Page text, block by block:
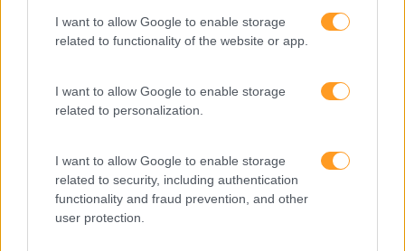
I want to allow Google to enable storage
related to functionality of the website or app.
I want to allow Google to enable storage
related to personalization.
I want to allow Google to enable storage
related to security, including authentication
functionality and fraud prevention, and other
user protection.
Perspetivas
Pessoas
Recursos Humanos
Sustentabilidade
Team Building